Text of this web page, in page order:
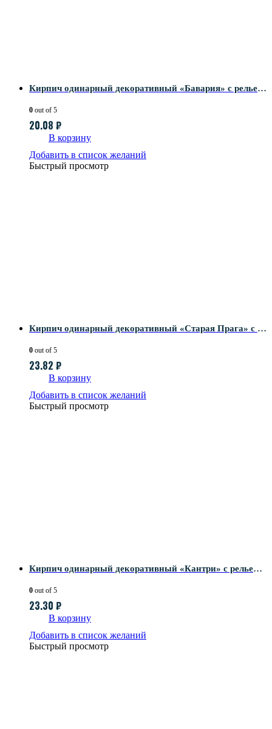
Кирпич одинарный декоративный «Бавария» с рельефной поверхностью для баварской кладки
0 out of 5
20.08 ₽
В корзину
Добавить в список желаний
Быстрый просмотр
Кирпич одинарный декоративный «Старая Прага» с гладкой поверхностью для баварской кладки
0 out of 5
23.82 ₽
В корзину
Добавить в список желаний
Быстрый просмотр
Кирпич одинарный декоративный «Кантри» с рельефной поверхностью для баварской кладки
0 out of 5
23.30 ₽
В корзину
Добавить в список желаний
Быстрый просмотр